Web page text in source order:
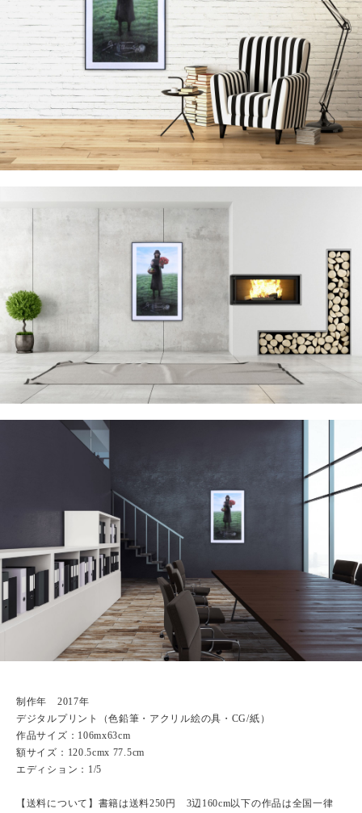
制作年 2017年
デジタルプリント（色鉛筆・アクリル絵の具・CG/紙）
作品サイズ：106mx63cm
額サイズ：120.5cmx 77.5cm
エディション：1/5
【送料について】書籍は送料250円 3辺160cm以下の作品は全国一律